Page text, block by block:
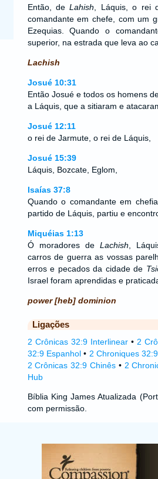
Então, deLahish , Láquis, o rei
comandante em chefe, com um
Ezequias. Quando o
superior, na estrada que leva ao
Lachish
Josué 10:31
Então Josué e todos os homens
a Láquis, que a sitiaram e
Josué 12:11
o rei de Jarmute, o rei de Láquis,
Josué 15:39
Láquis, Bozcate, Eglom,
Isaías 37:8
Quando o comandante em
partido de Láquis, partiu e
Miquéias 1:13
Ó moradores deLachish ,
carros de guerra as vossas
erros e pecados da cidade de
Israel foram aprendidas e
power [heb] dominion
Ligações
2 Crônicas 32:9 Interlinear• 2
32:9 Espanhol• 2 Chroniques
2 Crônicas 32:9 Chinês• 2
Hub
Bíblia King James Atualizada
com permissão.